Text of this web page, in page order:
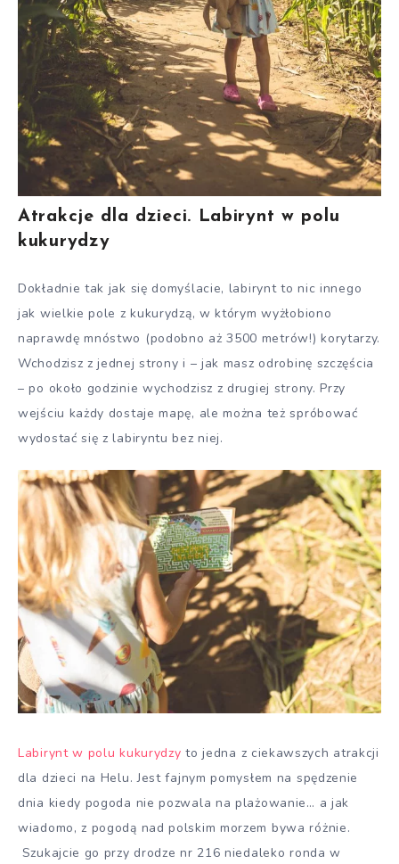
Atrakcje dla dzieci. Labirynt w polu
kukurydzy
Dokładnie tak jak się domyślacie, labirynt to nic innego
jak wielkie pole z kukurydzą, w którym wyżłobiono
naprawdę mnóstwo (podobno aż 3500 metrów!) korytarzy.
Wchodzisz z jednej strony i – jak masz odrobinę szczęścia
– po około godzinie wychodzisz z drugiej strony. Przy
wejściu każdy dostaje mapę, ale można też spróbować
wydostać się z labiryntu bez niej.
Labirynt w polu kukurydzy to jedna z ciekawszych atrakcji
dla dzieci na Helu. Jest fajnym pomysłem na spędzenie
dnia kiedy pogoda nie pozwala na plażowanie… a jak
wiadomo, z pogodą nad polskim morzem bywa różnie.
Szukajcie go przy drodze nr 216 niedaleko ronda w